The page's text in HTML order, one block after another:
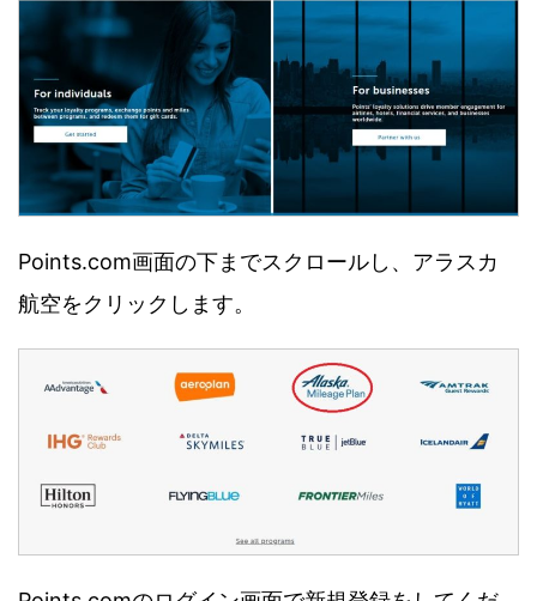
Points.com画面の下までスクロールし、アラスカ
航空をクリックします。